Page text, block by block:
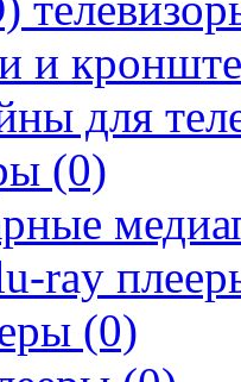
и
для
(0)
ray
(0)